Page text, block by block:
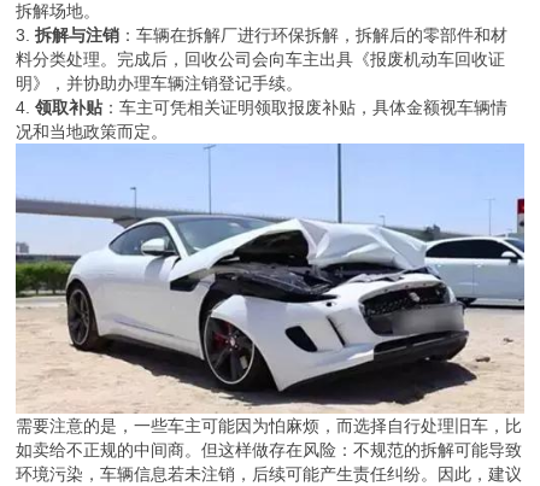
拆解场地。
3.拆解与注销 ：车辆在拆解厂进行环保拆解，拆解后的零部件和材
料分类处理。完成后，回收公司会向车主出具《报废机动车回收证
明》，并协助办理车辆注销登记手续。
4.领取补贴 ：车主可凭相关证明领取报废补贴，具体金额视车辆情
况和当地政策而定。
需要注意的是，一些车主可能因为怕麻烦，而选择自行处理旧车，比
如卖给不正规的中间商。但这样做存在风险：不规范的拆解可能导致
环境污染，车辆信息若未注销，后续可能产生责任纠纷。因此，建议